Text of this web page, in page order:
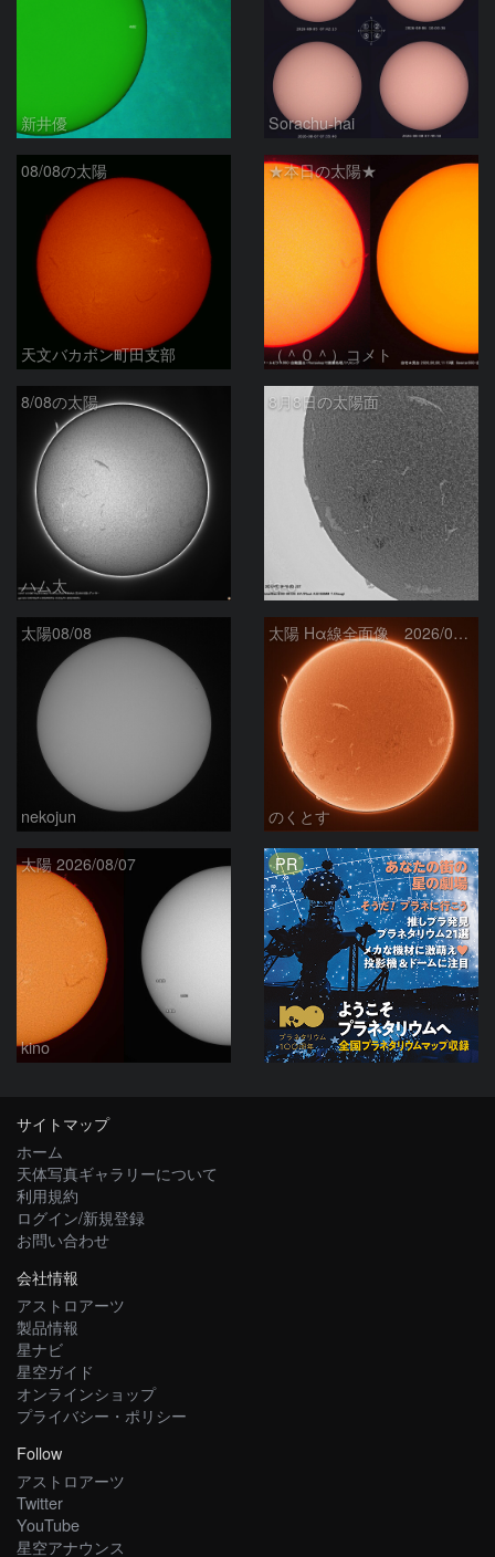
新井優 Sorachu-hai
08/08の太陽
天文バカボン町田支部
★本日の太陽★
（＾０＾）コメト
8/08の太陽
ハム太
8月8日の太陽面
ta-o
太陽08/08
nekojun
太陽 Hα線全面像 2026/08/08
のくとす
太陽 2026/08/07
kino
PR
サイトマップ
ホーム
天体写真ギャラリーについて
利用規約
ログイン/新規登録
お問い合わせ
会社情報
アストロアーツ
製品情報
星ナビ
星空ガイド
オンラインショップ
プライバシー・ポリシー
Follow
アストロアーツ
Twitter
YouTube
星空アナウンス